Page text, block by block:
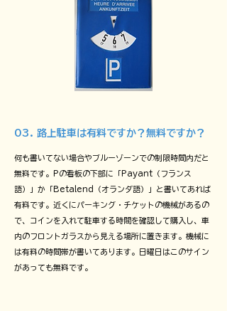
03. 路上駐車は有料ですか？無料ですか？
何も書いてない場合やブルーゾーンでの制限時間内だと
無料です。Pの看板の下部に「Payant（フランス
語）」か「Betalend（オランダ語）」と書いてあれば
有料です。近くにパーキング・チケットの機械があるの
で、コインを入れて駐車する時間を確認して購入し、車
内のフロントガラスから見える場所に置きます。機械に
は有料の時間帯が書いてあります。日曜日はこのサイン
があっても無料です。